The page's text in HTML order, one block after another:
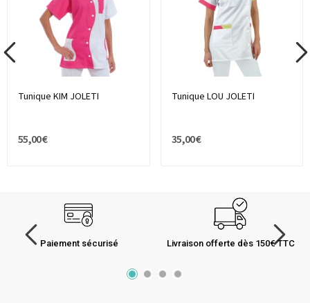
Tunique KIM JOLETI
55,00 €
Tunique LOU JOLETI
35,00 €
Paiement sécurisé Livraison offerte dès 150€ TTC